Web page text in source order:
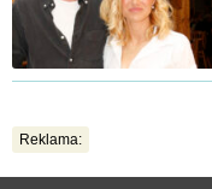
Reklama: